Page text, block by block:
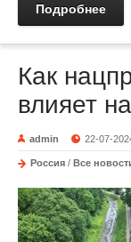
Подробнее
Как
влияет
admin 22-07-
Россия / Все